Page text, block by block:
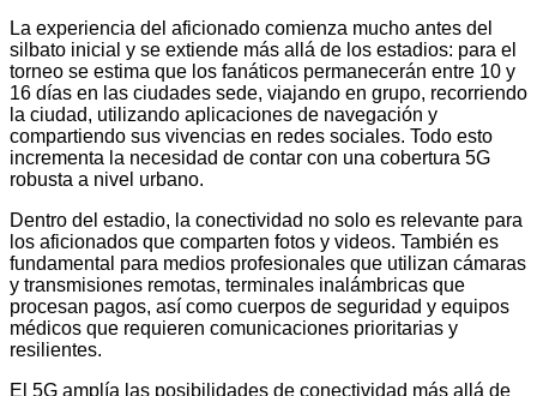
La experiencia del aficionado comienza mucho antes del
silbato inicial y se extiende más allá de los estadios: para el
torneo se estima que los fanáticos permanecerán entre 10 y
16 días en las ciudades sede, viajando en grupo, recorriendo
la ciudad, utilizando aplicaciones de navegación y
compartiendo sus vivencias en redes sociales. Todo esto
incrementa la necesidad de contar con una cobertura 5G
robusta a nivel urbano.
Dentro del estadio, la conectividad no solo es relevante para
los aficionados que comparten fotos y videos. También es
fundamental para medios profesionales que utilizan cámaras
y transmisiones remotas, terminales inalámbricas que
procesan pagos, así como cuerpos de seguridad y equipos
médicos que requieren comunicaciones prioritarias y
resilientes.
El 5G amplía las posibilidades de conectividad más allá de